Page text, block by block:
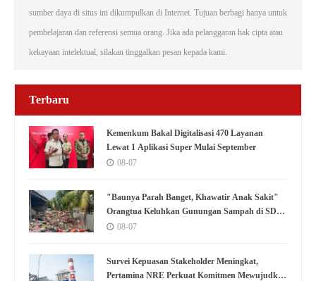
sumber daya di situs ini dikumpulkan di Internet. Tujuan berbagi hanya untuk
pembelajaran dan referensi semua orang. Jika ada pelanggaran hak cipta atau
kekayaan intelektual, silakan tinggalkan pesan kepada kami.
Terbaru
Kemenkum Bakal Digitalisasi 470 Layanan
Lewat 1 Aplikasi Super Mulai September
08-07
"Baunya Parah Banget, Khawatir Anak Sakit"
Orangtua Keluhkan Gunungan Sampah di SDN
Kedaung Kali Angke
08-07
Survei Kepuasan Stakeholder Meningkat,
Pertamina NRE Perkuat Komitmen Mewujudkan